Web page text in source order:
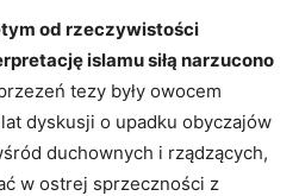
od rzeczywistości
islamu siłą narzucono
tezy były owocem
dyskusji o upadku obyczajów
duchownych i rządzących,
w ostrej sprzeczności z